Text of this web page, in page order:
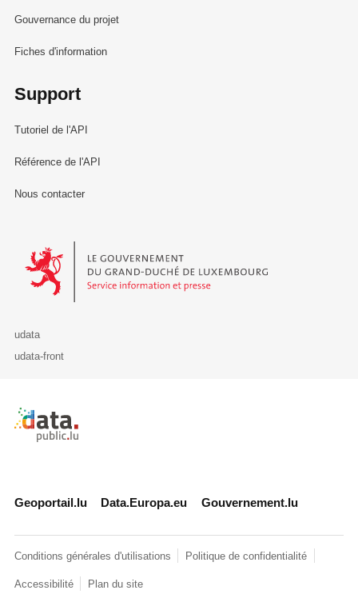
Gouvernance du projet
Fiches d'information
Support
Tutoriel de l'API
Référence de l'API
Nous contacter
Le Gouvernement du Grand-Duché de Luxembourg - Service
udata
udata-front
Retour à l'accueil de data.public.lu
Geoportail.lu Data.Europa.eu Gouvernement.lu
Conditions générales d'utilisations Politique de confidentialité
Accessibilité Plan du site